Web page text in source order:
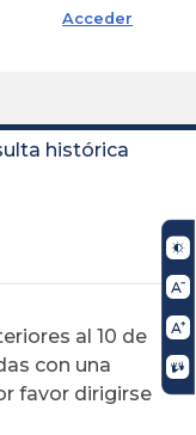
Acceder
histórica
al 10 de
con una
favor dirigirse